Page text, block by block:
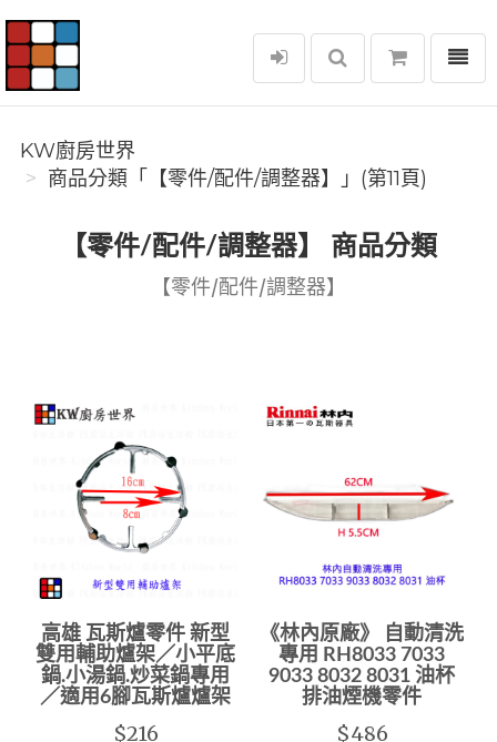
KW廚房世界
選單
KW廚房世界
商品分類「【零件/配件/調整器】」(第11頁)
【零件/配件/調整器】 商品分類
【零件/配件/調整器】
高雄 瓦斯爐零件 新型
雙用輔助爐架／小平底
鍋.小湯鍋.炒菜鍋專用
／適用6腳瓦斯爐爐架
$216
《林內原廠》 自動清洗
專用 RH8033 7033
9033 8032 8031 油杯
排油煙機零件
$486